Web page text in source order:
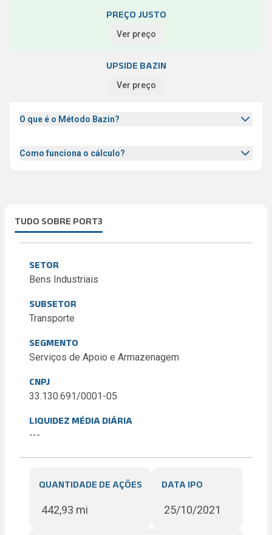
PREÇO JUSTO
Ver preço
UPSIDE BAZIN
Ver preço
O que é o Método Bazin?
Como funciona o cálculo?
TUDO SOBRE PORT3
SETOR
Bens Industriais
SUBSETOR
Transporte
SEGMENTO
Serviços de Apoio e Armazenagem
CNPJ
33.130.691/0001-05
LIQUIDEZ MÉDIA DIÁRIA
---
QUANTIDADE DE AÇÕES
442,93 mi
DATA IPO
25/10/2021